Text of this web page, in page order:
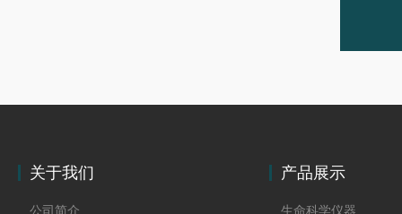
关于我们
公司简介
产品展示
生命科学仪器